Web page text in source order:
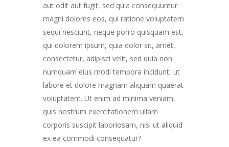
aut odit aut fugit, sed quia consequuntur
magni dolores eos, qui ratione voluptatem
sequi nesciunt, neque porro quisquam est,
qui dolorem ipsum, quia dolor sit, amet,
consectetur, adipisci velit, sed quia non
numquam eius modi tempora incidunt, ut
labore et dolore magnam aliquam quaerat
voluptatem. Ut enim ad minima veniam,
quis nostrum exercitationem ullam
corporis suscipit laboriosam, nisi ut aliquid
ex ea commodi consequatur?